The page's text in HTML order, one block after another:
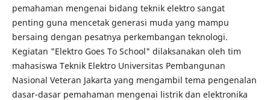
pemahaman mengenai bidang teknik elektro sangat
penting guna mencetak generasi muda yang mampu
bersaing dengan pesatnya perkembangan teknologi.
Kegiatan "Elektro Goes To School" dilaksanakan oleh tim
mahasiswa Teknik Elektro Universitas Pembangunan
Nasional Veteran Jakarta yang mengambil tema pengenalan
dasar-dasar pemahaman mengenai listrik dan elektronika